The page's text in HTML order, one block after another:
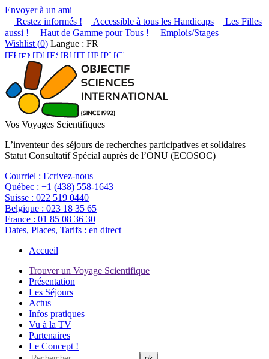
Envoyer à un ami
Restez informés !
Accessible à tous les Handicaps
Les Filles
aussi !
Haut de Gamme pour Tous !
Emplois/Stages
Wishlist (0) Langue : FR
Vos Voyages Scientifiques
L’inventeur des séjours de recherches participatives et solidaires
Statut Consultatif Spécial auprès de l’ONU (ECOSOC)
Courriel : Ecrivez-nous
Québec : +1 (438) 558-1643
Suisse : 022 519 0440
Belgique : 023 18 35 65
France : 01 85 08 36 30
Dates, Places, Tarifs : en direct
Accueil
Trouver un Voyage Scientifique
Présentation
Les Séjours
Actus
Infos pratiques
Vu à la TV
Partenaires
Le Concept !